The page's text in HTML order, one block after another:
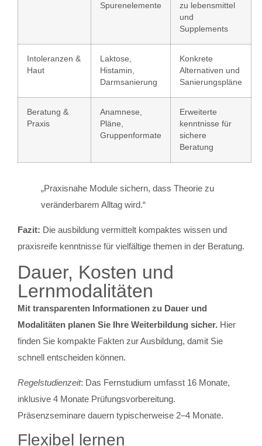
Spurenelemente
zu lebensmittel
und
Supplements
Intoleranzen &
Haut
Laktose,
Histamin,
Darmsanierung
Konkrete
Alternativen und
Sanierungspläne
Beratung &
Praxis
Anamnese,
Pläne,
Gruppenformate
Erweiterte
kenntnisse für
sichere
Beratung
„Praxisnahe Module sichern, dass Theorie zu
veränderbarem Alltag wird.“
Fazit: Die ausbildung vermittelt kompaktes wissen und
praxisreife kenntnisse für vielfältige themen in der Beratung.
Dauer, Kosten und
Lernmodalitäten
Mit transparenten Informationen zu Dauer und
Modalitäten planen Sie Ihre Weiterbildung sicher. Hier
finden Sie kompakte Fakten zur Ausbildung, damit Sie
schnell entscheiden können.
Regelstudienzeit: Das Fernstudium umfasst 16 Monate,
inklusive 4 Monate Prüfungsvorbereitung.
Präsenzseminare dauern typischerweise 2–4 Monate.
Flexibel lernen